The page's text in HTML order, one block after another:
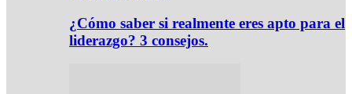
¿Cómo saber si realmente eres apto para el
liderazgo? 3 consejos.